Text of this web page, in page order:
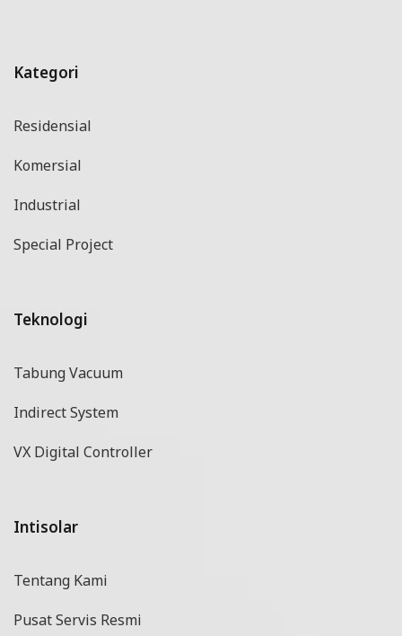
Kategori
Residensial
Komersial
Industrial
Special Project
Teknologi
Tabung Vacuum
Indirect System
VX Digital Controller
Intisolar
Tentang Kami
Pusat Servis Resmi